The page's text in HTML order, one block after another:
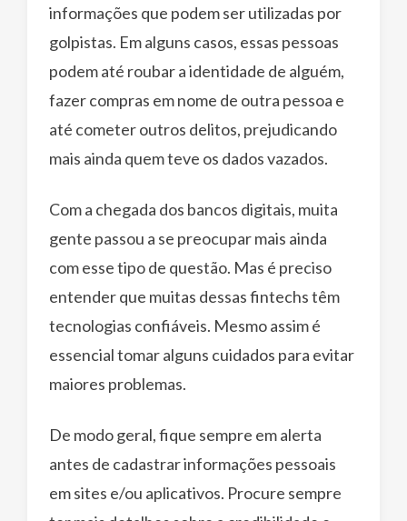
informações que podem ser utilizadas por
golpistas. Em alguns casos, essas pessoas
podem até roubar a identidade de alguém,
fazer compras em nome de outra pessoa e
até cometer outros delitos, prejudicando
mais ainda quem teve os dados vazados.
Com a chegada dos bancos digitais, muita
gente passou a se preocupar mais ainda
com esse tipo de questão. Mas é preciso
entender que muitas dessas fintechs têm
tecnologias confiáveis. Mesmo assim é
essencial tomar alguns cuidados para evitar
maiores problemas.
De modo geral, fique sempre em alerta
antes de cadastrar informações pessoais
em sites e/ou aplicativos. Procure sempre